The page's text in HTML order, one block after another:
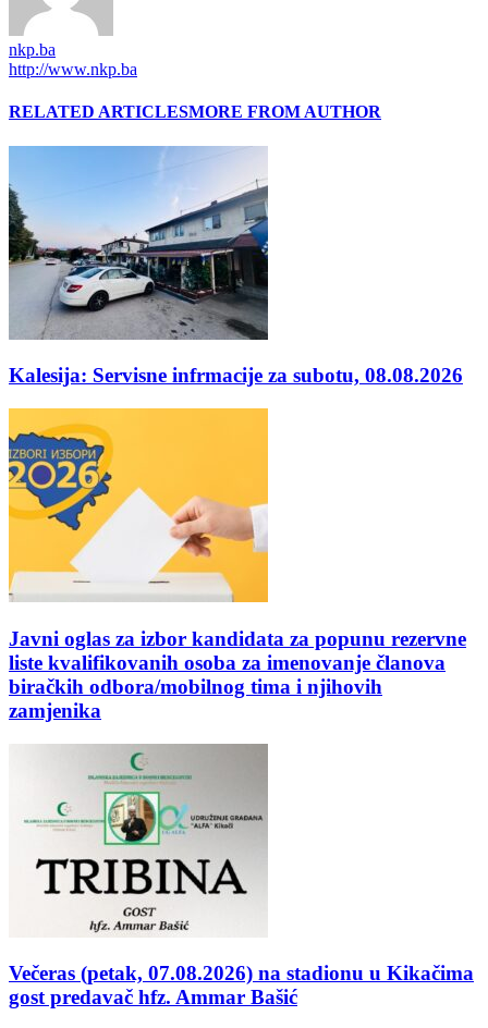
nkp.ba
http://www.nkp.ba
RELATED ARTICLESMORE FROM AUTHOR
Kalesija: Servisne infrmacije za subotu, 08.08.2026
Javni oglas za izbor kandidata za popunu rezervne
liste kvalifikovanih osoba za imenovanje članova
biračkih odbora/mobilnog tima i njihovih
zamjenika
Večeras (petak, 07.08.2026) na stadionu u Kikačima
gost predavač hfz. Ammar Bašić